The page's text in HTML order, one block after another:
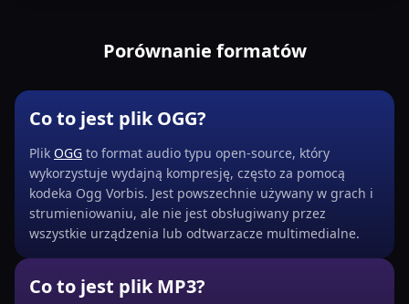
Porównanie formatów
Co to jest plik OGG?
Plik OGG to format audio typu open-source, który
wykorzystuje wydajną kompresję, często za pomocą
kodeka Ogg Vorbis. Jest powszechnie używany w grach i
strumieniowaniu, ale nie jest obsługiwany przez
wszystkie urządzenia lub odtwarzacze multimedialne.
Co to jest plik MP3?